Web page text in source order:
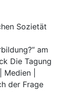
Sozietät
am
Die Tagung
|
der Frage